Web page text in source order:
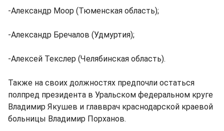
-Александр Моор (Тюменская область);
-Александр Бречалов (Удмуртия);
-Алексей Текслер (Челябинская область).
Также на своих должностях предпочли остаться
полпред президента в Уральском федеральном круге
Владимир Якушев и главврач краснодарской краевой
больницы Владимир Порханов.